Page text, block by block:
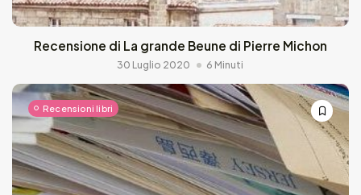
Recensione di La grande Beune di Pierre Michon
30 Luglio 2020 6 Minuti
Recensioni libri